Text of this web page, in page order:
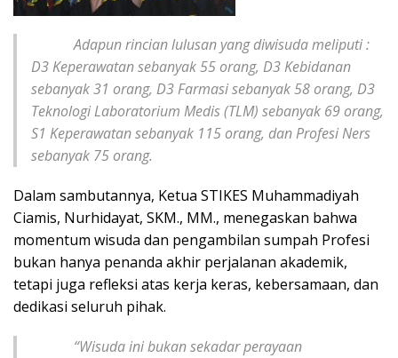
Adapun rincian lulusan yang diwisuda meliputi :
D3 Keperawatan sebanyak 55 orang, D3 Kebidanan
sebanyak 31 orang, D3 Farmasi sebanyak 58 orang, D3
Teknologi Laboratorium Medis (TLM) sebanyak 69 orang,
S1 Keperawatan sebanyak 115 orang, dan Profesi Ners
sebanyak 75 orang.
Dalam sambutannya, Ketua STIKES Muhammadiyah
Ciamis, Nurhidayat, SKM., MM., menegaskan bahwa
momentum wisuda dan pengambilan sumpah Profesi
bukan hanya penanda akhir perjalanan akademik,
tetapi juga refleksi atas kerja keras, kebersamaan, dan
dedikasi seluruh pihak.
“Wisuda ini bukan sekadar perayaan